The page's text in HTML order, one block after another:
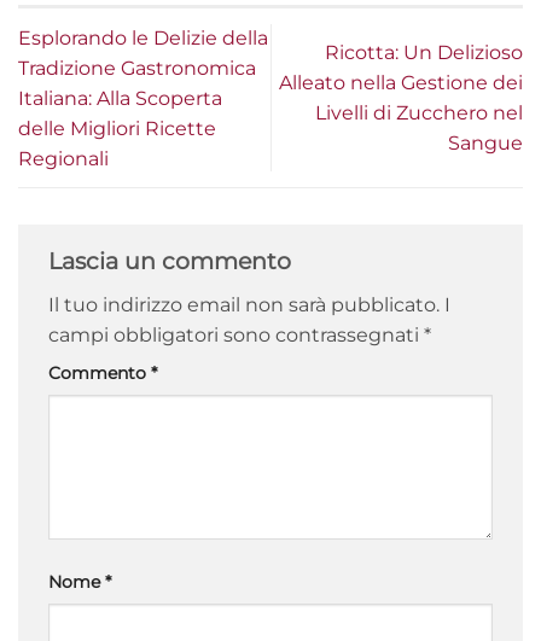
Esplorando le Delizie della
Tradizione Gastronomica
Italiana: Alla Scoperta
delle Migliori Ricette
Regionali
Ricotta: Un Delizioso
Alleato nella Gestione dei
Livelli di Zucchero nel
Sangue
Lascia un commento
Il tuo indirizzo email non sarà pubblicato. I
campi obbligatori sono contrassegnati *
Commento *
Nome*